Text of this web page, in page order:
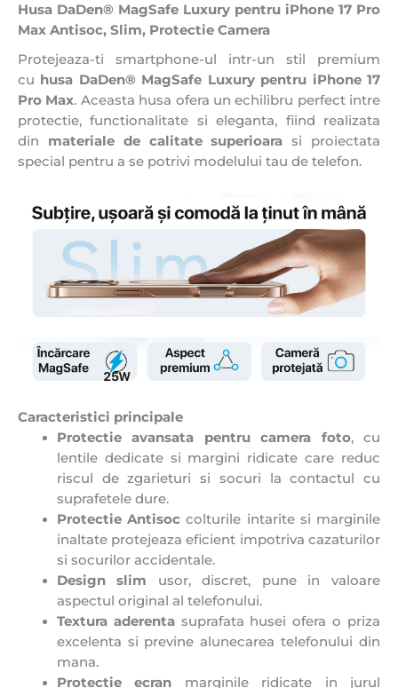
Husa DaDen® MagSafe Luxury pentru iPhone 17 Pro
Max Antisoc, Slim, Protectie Camera
Protejeaza-ti smartphone-ul intr-un stil premium
cu husa DaDen® MagSafe Luxury pentru iPhone 17
Pro Max. Aceasta husa ofera un echilibru perfect intre
protectie, functionalitate si eleganta, fiind realizata
din materiale de calitate superioara si proiectata
special pentru a se potrivi modelului tau de telefon.
Caracteristici principale
Protectie avansata pentru camera foto, cu
lentile dedicate si margini ridicate care reduc
riscul de zgarieturi si socuri la contactul cu
suprafetele dure.
Protectie Antisoc colturile intarite si marginile
inaltate protejeaza eficient impotriva cazaturilor
si socurilor accidentale.
Design slim usor, discret, pune in valoare
aspectul original al telefonului.
Textura aderentasuprafata husei ofera o priza
excelenta si previne alunecarea telefonului din
mana.
Protectie ecran marginile ridicate in jurul